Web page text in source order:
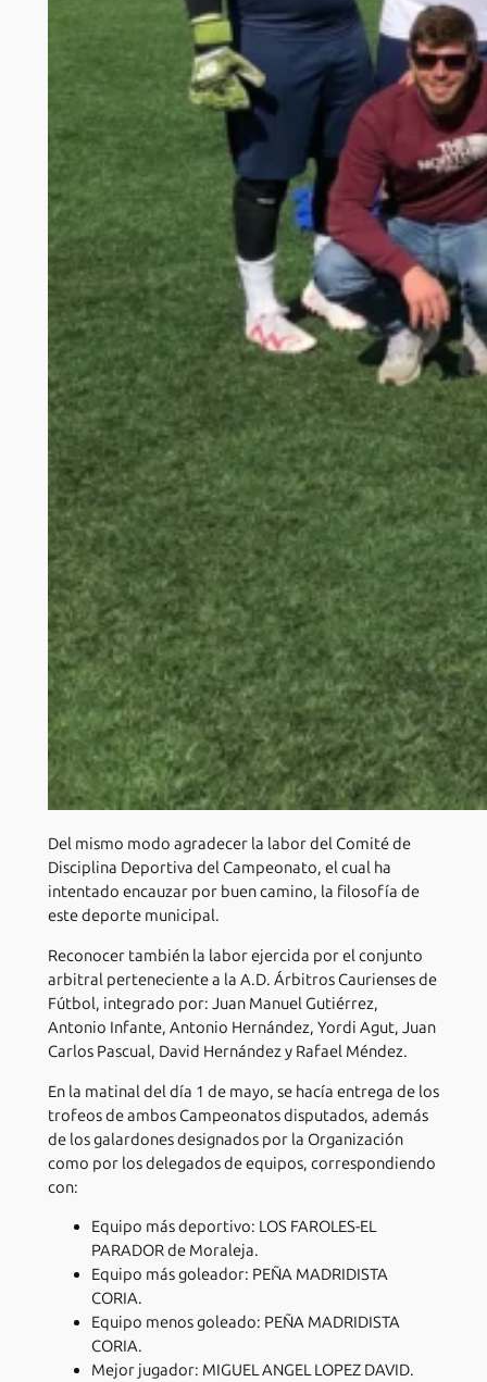
Del mismo modo agradecer la labor del Comité de
Disciplina Deportiva del Campeonato, el cual ha
intentado encauzar por buen camino, la filosofía de
este deporte municipal.
Reconocer también la labor ejercida por el conjunto
arbitral perteneciente a la A.D. Árbitros Caurienses de
Fútbol, integrado por: Juan Manuel Gutiérrez,
Antonio Infante, Antonio Hernández, Yordi Agut, Juan
Carlos Pascual, David Hernández y Rafael Méndez.
En la matinal del día 1 de mayo, se hacía entrega de los
trofeos de ambos Campeonatos disputados, además
de los galardones designados por la Organización
como por los delegados de equipos, correspondiendo
con:
Equipo más deportivo: LOS FAROLES-EL
PARADOR de Moraleja.
Equipo más goleador: PEÑA MADRIDISTA
CORIA.
Equipo menos goleado: PEÑA MADRIDISTA
CORIA.
Mejor jugador: MIGUEL ANGEL LOPEZ DAVID.